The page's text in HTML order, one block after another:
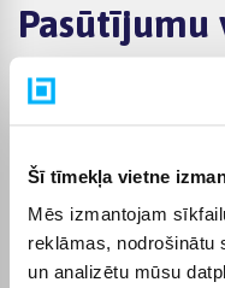
Šī tīmekļa vietne
Mēs izmantojam
reklāmas, nodrošinātu
un analizētu mūsu
Pasūtījumu
Manu vēlmju
Palīdzība